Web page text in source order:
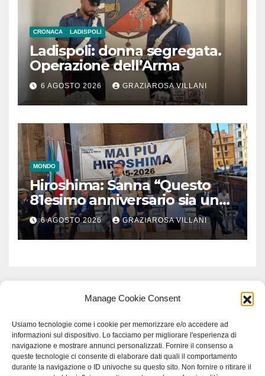
Manage Cookie Consent
Usiamo tecnologie come i cookie per memorizzare e/o accedere ad
informazioni sul dispositivo. Lo facciamo per migliorare l'esperienza di
navigazione e mostrare annunci personalizzati. Fornire il consenso a
queste tecnologie ci consente di elaborare dati quali il comportamento
durante la navigazione o ID univoche su questo sito. Non fornire o ritirare il
CRONACA LADISPOLI
Ladispoli: donna segregata.
Operazione dell’Arma
6 AGOSTO 2026 GRAZIAROSA VILLANI
MONDO
Hiroshima: Sanna “Questo
81esimo anniversario sia un
monito per tutti”
6 AGOSTO 2026 GRAZIAROSA VILLANI